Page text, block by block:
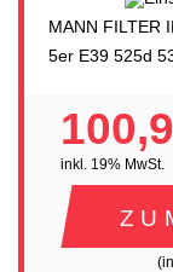
MANN FILTER
5er E39 525d
inkl. 19% MwSt.